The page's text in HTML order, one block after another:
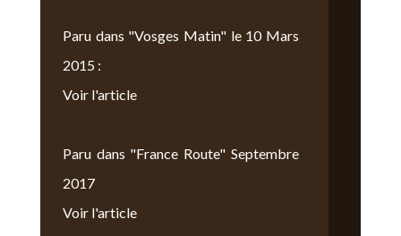
Paru dans "Vosges Matin" le 10 Mars
2015 :
Voir l'article
Paru dans "France Route" Septembre
2017
Voir l'article